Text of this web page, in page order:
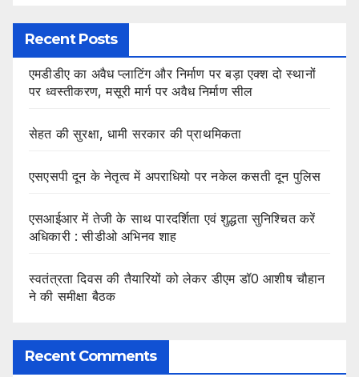
Recent Posts
एमडीडीए का अवैध प्लाटिंग और निर्माण पर बड़ा एक्श दो स्थानों
पर ध्वस्तीकरण, मसूरी मार्ग पर अवैध निर्माण सील
सेहत की सुरक्षा, धामी सरकार की प्राथमिकता
एसएसपी दून के नेतृत्व में अपराधियो पर नकेल कसती दून पुलिस
एसआईआर में तेजी के साथ पारदर्शिता एवं शुद्धता सुनिश्चित करें
अधिकारी : सीडीओ अभिनव शाह
स्वतंत्रता दिवस की तैयारियों को लेकर डीएम डॉ0 आशीष चौहान
ने की समीक्षा बैठक
Recent Comments